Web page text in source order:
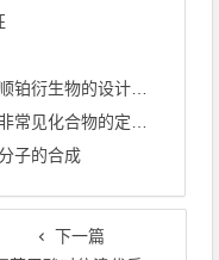
衍生物的设计合成
的定制合成，工艺研发
子的合成
下一篇